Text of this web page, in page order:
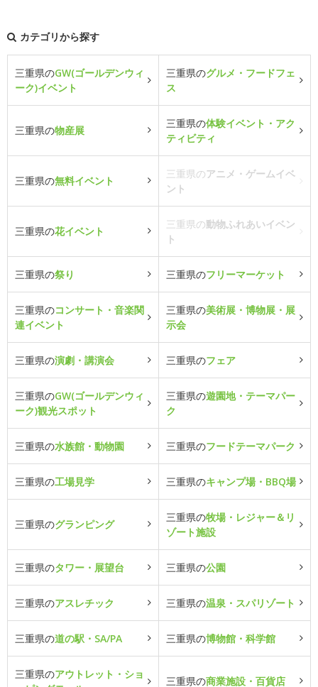
カテゴリから探す
三重県のGW(ゴールデンウィ
ーク)イベント
三重県のグルメ・フードフェ
ス
三重県の物産展
三重県の体験イベント・アク
ティビティ
三重県の無料イベント
三重県のアニメ・ゲームイベ
ント
三重県の花イベント
三重県の動物ふれあいイベン
ト
三重県の祭り 三重県のフリーマーケット
三重県のコンサート・音楽関
連イベント
三重県の美術展・博物展・展
示会
三重県の演劇・講演会 三重県のフェア
三重県のGW(ゴールデンウィ
ーク)観光スポット
三重県の遊園地・テーマパー
ク
三重県の水族館・動物園 三重県のフードテーマパーク
三重県の工場見学 三重県のキャンプ場・BBQ場
三重県のグランピング
三重県の牧場・レジャー＆リ
ゾート施設
三重県のタワー・展望台 三重県の公園
三重県のアスレチック 三重県の温泉・スパリゾート
三重県の道の駅・SA/PA 三重県の博物館・科学館
三重県のアウトレット・ショ
三重県の商業施設・百貨店